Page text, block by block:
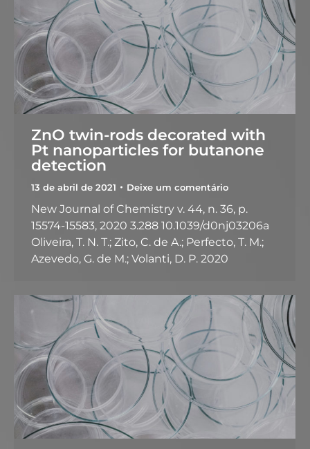
ZnO twin-rods decorated with
Pt nanoparticles for butanone
detection
13 de abril de 2021 Deixe um comentário
New Journal of Chemistry v. 44, n. 36, p.
15574-15583, 2020 3.288 10.1039/d0nj03206a
Oliveira, T. N. T.; Zito, C. de A.; Perfecto, T. M.;
Azevedo, G. de M.; Volanti, D. P. 2020